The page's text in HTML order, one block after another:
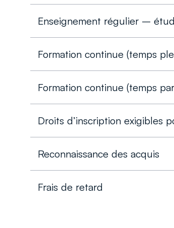
Enseignement régulier –
Formation continue (temps
Formation continue (temps
Droits d’inscription exigibles
Reconnaissance des acquis
Frais de retard